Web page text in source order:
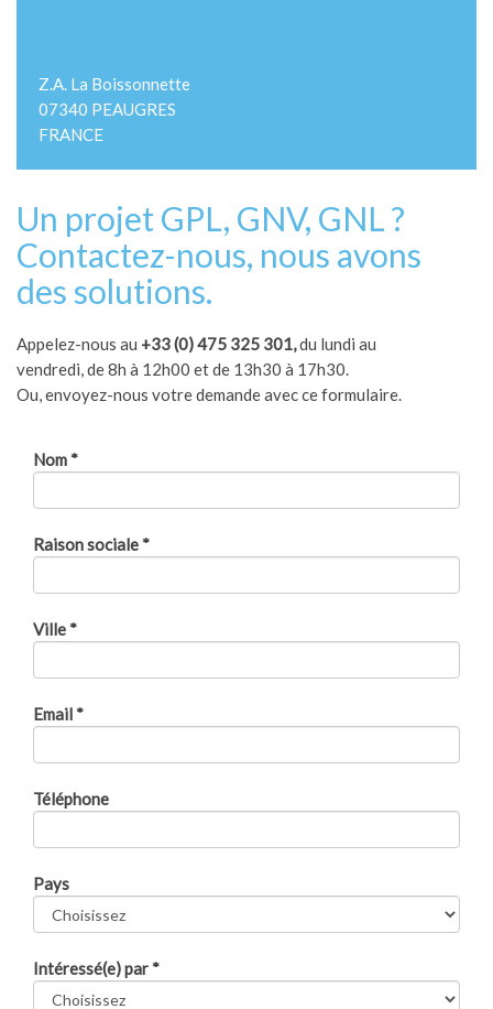
Z.A. La Boissonnette
07340 PEAUGRES
FRANCE
Un projet GPL, GNV, GNL ?
Contactez-nous, nous avons
des solutions.
Appelez-nous au +33 (0) 475 325 301,du lundi au
vendredi, de 8h à 12h00 et de 13h30 à 17h30.
Ou, envoyez-nous votre demande avec ce formulaire.
Nom *
Raison sociale *
Ville *
Email *
Téléphone
Pays
Intéressé(e) par *